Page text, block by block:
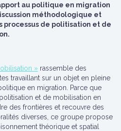
au politique en migration
méthodologique et
processus de politisation et de
» rassemble des
travaillant sur un objet en pleine
en migration. Parce que
et de mobilisation en
des frontières et recouvre des
diverses, ce groupe propose
théorique et spatial